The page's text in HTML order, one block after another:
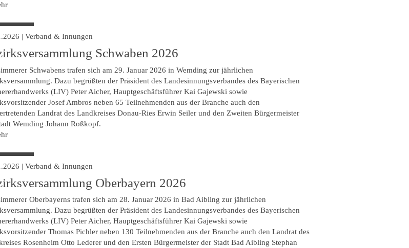
| Verband & Innungen
Schwaben 2026
Schwabens trafen sich am 29. Januar 2026 in Wemding zur jährlichen
Dazu begrüßten der Präsident des Landesinnungsverbandes des Bayerischen
(LIV) Peter Aicher, Hauptgeschäftsführer Kai Gajewski sowie
Josef Ambros neben 65 Teilnehmenden aus der Branche auch den
Landrat des Landkreises Donau-Ries Erwin Seiler und den Zweiten Bürgermeister
Wemding Johann Roßkopf.
| Verband & Innungen
Oberbayern 2026
Oberbayerns trafen sich am 28. Januar 2026 in Bad Aibling zur jährlichen
Dazu begrüßten der Präsident des Landesinnungsverbandes des Bayerischen
(LIV) Peter Aicher, Hauptgeschäftsführer Kai Gajewski sowie
Thomas Pichler neben 130 Teilnehmenden aus der Branche auch den Landrat des
Rosenheim Otto Lederer und den Ersten Bürgermeister der Stadt Bad Aibling Stephan